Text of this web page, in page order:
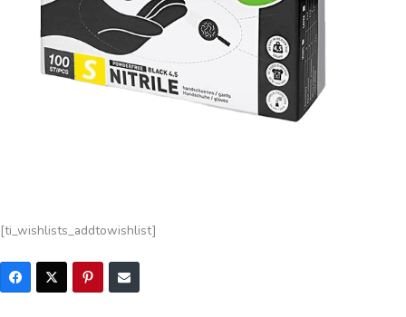
[ti_wishlists_addtowishlist]